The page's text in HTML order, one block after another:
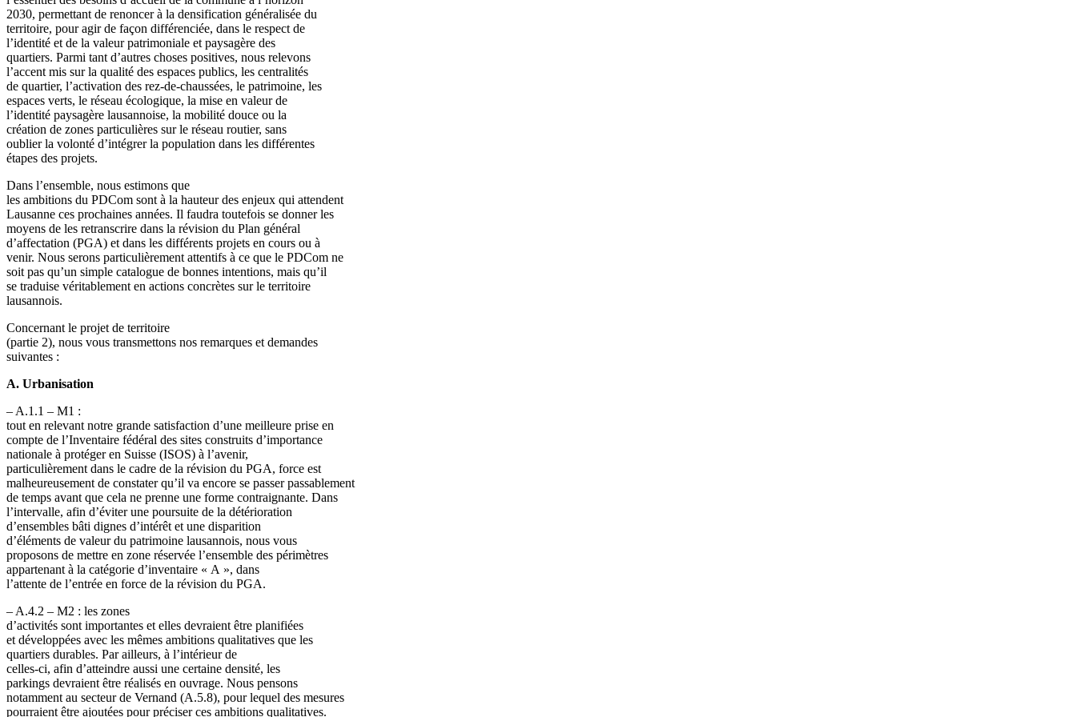
2030, permettant de renoncer à la densification généralisée du
territoire, pour agir de façon différenciée, dans le respect de
l’identité et de la valeur patrimoniale et paysagère des
quartiers. Parmi tant d’autres choses positives, nous relevons
l’accent mis sur la qualité des espaces publics, les centralités
de quartier, l’activation des rez-de-chaussées, le patrimoine, les
espaces verts, le réseau écologique, la mise en valeur de
l’identité paysagère lausannoise, la mobilité douce ou la
création de zones particulières sur le réseau routier, sans
oublier la volonté d’intégrer la population dans les différentes
étapes des projets.
Dans l’ensemble, nous estimons que
les ambitions du PDCom sont à la hauteur des enjeux qui attendent
Lausanne ces prochaines années. Il faudra toutefois se donner les
moyens de les retranscrire dans la révision du Plan général
d’affectation (PGA) et dans les différents projets en cours ou à
venir. Nous serons particulièrement attentifs à ce que le PDCom ne
soit pas qu’un simple catalogue de bonnes intentions, mais qu’il
se traduise véritablement en actions concrètes sur le territoire
lausannois.
Concernant le projet de territoire
(partie 2), nous vous transmettons nos remarques et demandes
suivantes :
A. Urbanisation
– A.1.1 – M1 :
tout en relevant notre grande satisfaction d’une meilleure prise en
compte de l’Inventaire fédéral des sites construits d’importance
nationale à protéger en Suisse (ISOS) à l’avenir,
particulièrement dans le cadre de la révision du PGA, force est
malheureusement de constater qu’il va encore se passer passablement
de temps avant que cela ne prenne une forme contraignante. Dans
l’intervalle, afin d’éviter une poursuite de la détérioration
d’ensembles bâti dignes d’intérêt et une disparition
d’éléments de valeur du patrimoine lausannois, nous vous
proposons de mettre en zone réservée l’ensemble des périmètres
appartenant à la catégorie d’inventaire « A », dans
l’attente de l’entrée en force de la révision du PGA.
– A.4.2 – M2 : les zones
d’activités sont importantes et elles devraient être planifiées
et développées avec les mêmes ambitions qualitatives que les
quartiers durables. Par ailleurs, à l’intérieur de
celles-ci, afin d’atteindre aussi une certaine densité, les
parkings devraient être réalisés en ouvrage. Nous pensons
notamment au secteur de Vernand (A.5.8), pour lequel des mesures
pourraient être ajoutées pour préciser ces ambitions qualitatives.